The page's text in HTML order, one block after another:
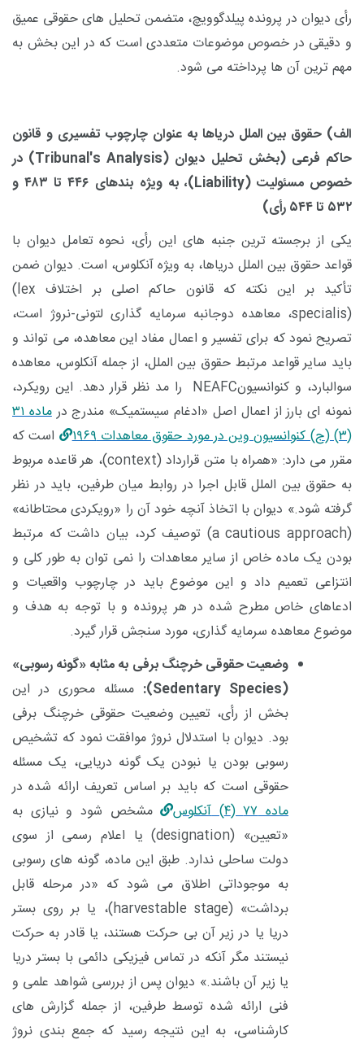
رأی دیوان در پرونده پیلدگوویچ، متضمن تحلیل های حقوقی عمیق
و دقیقی در خصوص موضوعات متعددی است که در این بخش به
مهم ترین آن ها پرداخته می شود.
الف) حقوق بین الملل دریاها به عنوان چارچوب تفسیری و قانون
حاکم فرعی (بخش تحلیل دیوان (Tribunal's Analysis) در
خصوص مسئولیت(Liability)، به ویژه بندهای ۴۴۶تا ۴۸۳و
۵۳۲ تا۵۴۴ رأی)
یکی از برجسته ترین جنبه های این رأی، نحوه تعامل دیوان با
قواعد حقوق بین الملل دریاها، به ویژه آنکلوس، است. دیوان ضمن
تأکید بر این نکته که قانون حاکم اصلی بر اختلاف (lex
specialis)، معاهده دوجانبه سرمایه گذاری لتونی-نروژ است،
تصریح نمود که برای تفسیر و اعمال مفاد این معاهده، می تواند و
باید سایر قواعد مرتبط حقوق بین الملل، از جمله آنکلوس، معاهده
سوالبارد، و کنوانسیونNEAFC را مد نظر قرار دهد. این رویکرد،
نمونه ای بارز از اعمال اصل «ادغام سیستمیک» مندرج درماده۳۱
(۳) (
ج) کنوانسیون وین در مورد حقوق معاهدات۱۹۶۹
است که
مقرر می دارد: «همراه با متن قرارداد (context)، هر قاعده مربوط
به حقوق بین الملل قابل اجرا در روابط میان طرفین، باید در نظر
گرفته شود.» دیوان با اتخاذ آنچه خود آن را «رویکردی محتاطانه»
(
a cautious approach) توصیف کرد، بیان داشت که مرتبط
بودن یک ماده خاص از سایر معاهدات را نمی توان به طور کلی و
انتزاعی تعمیم داد و این موضوع باید در چارچوب واقعیات و
ادعاهای خاص مطرح شده در هر پرونده و با توجه به هدف و
موضوع معاهده سرمایه گذاری، مورد سنجش قرار گیرد.
وضعیت حقوقی خرچنگ برفی به مثابه «گونه رسوبی»
(
Sedentary Species
): مسئله محوری در این
بخش از رأی، تعیین وضعیت حقوقی خرچنگ برفی
بود. دیوان با استدلال نروژ موافقت نمود که تشخیص
رسوبی بودن یا نبودن یک گونه دریایی، یک مسئله
حقوقی است که باید بر اساس تعریف ارائه شده در
ماده۷۷ (۴) آنکلوس مشخص شود و نیازی به
«تعیین» (designation) یا اعلام رسمی از سوی
دولت ساحلی ندارد. طبق این ماده، گونه های رسوبی
به موجوداتی اطلاق می شود که «در مرحله قابل
برداشت» (harvestable stage)، یا بر روی بستر
دریا یا در زیر آن بی حرکت هستند، یا قادر به حرکت
نیستند مگر آنکه در تماس فیزیکی دائمی با بستر دریا
یا زیر آن باشند.» دیوان پس از بررسی شواهد علمی و
فنی ارائه شده توسط طرفین، از جمله گزارش های
کارشناسی، به این نتیجه رسید که جمع بندی نروژ